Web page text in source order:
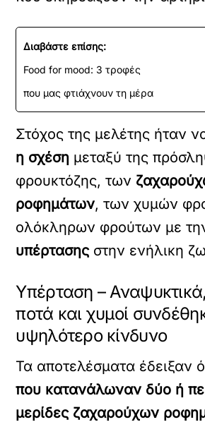
Διαβάστε επίσης:
Food for mood: 3 τροφές
που μας φτιάχνουν τη μέρα
Στόχος της μελέτης ήταν
η σχέση μεταξύ της
φρουκτόζης, των
ροφημάτων, των χυμών
ολόκληρων φρούτων με
υπέρτασηςστην ενήλικη
Υπέρταση –
ποτά και χυμοί
υψηλότερο κίνδυνο
Τα αποτελέσματα έδειξαν
που κατανάλωναν δύο ή
μερίδες ζαχαρούχων